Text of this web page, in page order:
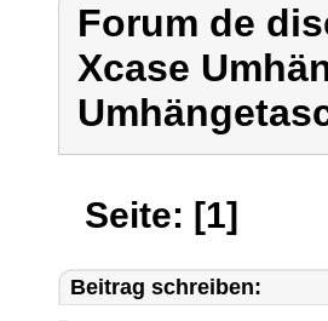
Forum de
Xcase
Seite: [1]
Beitrag schreiben: